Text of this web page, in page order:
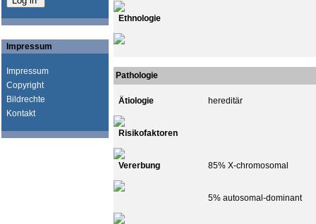
Impressum
Impressum
Copyright
Bildrechte
Kontakt
Ethnologie
Pathologie
Ätiologie hereditär
Risikofaktoren
Vererbung 85% X-chromosomal
5% autosomal-dominant